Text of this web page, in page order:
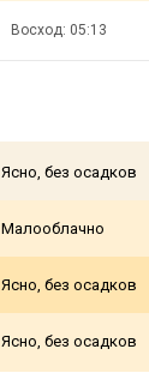
Восход: 05:13
Ясно, без осадков
Малооблачно
Ясно, без осадков
Ясно, без осадков